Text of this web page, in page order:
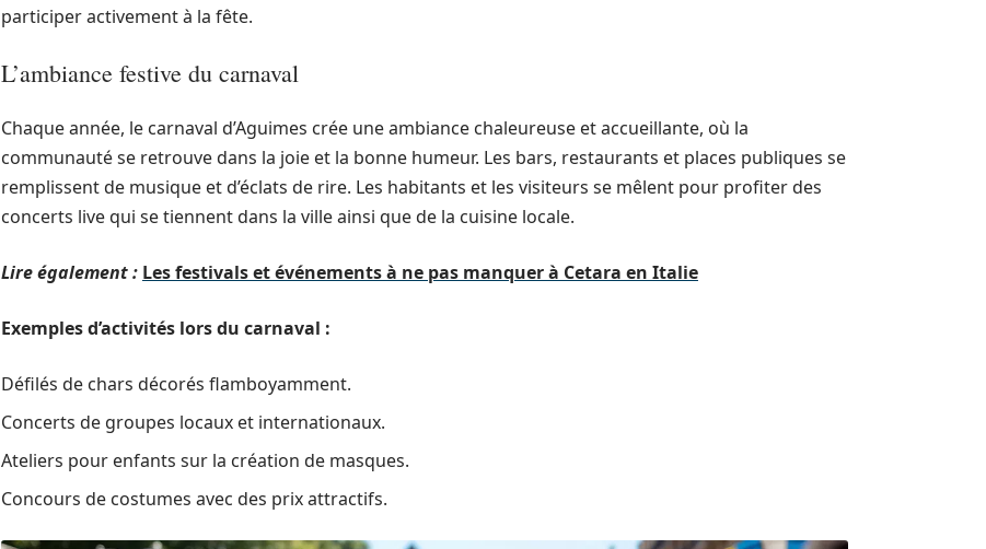
participer activement à la fête.
L’ambiance festive du carnaval
Chaque année, le carnaval d’Aguimes crée une ambiance chaleureuse et accueillante, où la
communauté se retrouve dans la joie et la bonne humeur. Les bars, restaurants et places publiques se
remplissent de musique et d’éclats de rire. Les habitants et les visiteurs se mêlent pour profiter des
concerts live qui se tiennent dans la ville ainsi que de la cuisine locale.
Lire également : Les festivals et événements à ne pas manquer à Cetara en Italie
Exemples d’activités lors du carnaval :
Défilés de chars décorés flamboyamment.
Concerts de groupes locaux et internationaux.
Ateliers pour enfants sur la création de masques.
Concours de costumes avec des prix attractifs.